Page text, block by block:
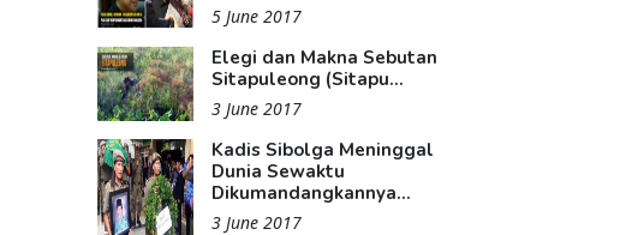
5 June 2017
Elegi dan Makna Sebutan
Sitapuleong (Sitapu...
3 June 2017
Kadis Sibolga Meninggal
Dunia Sewaktu
Dikumandangkannya...
3 June 2017